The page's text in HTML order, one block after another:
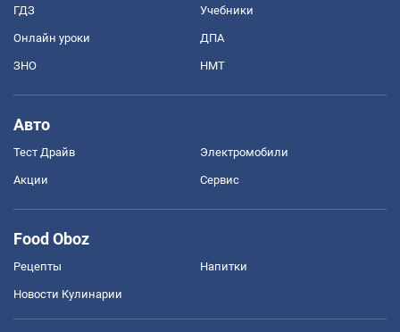
ГДЗ Учебники
Онлайн уроки ДПА
ЗНО НМТ
Авто
Тест Драйв Электромобили
Акции Сервис
Food Oboz
Рецепты Напитки
Новости Кулинарии